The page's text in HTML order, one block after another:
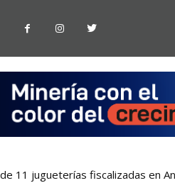
11 jugueterías fiscalizadas en